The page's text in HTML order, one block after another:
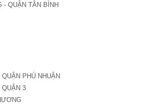
- QUẬN TÂN BÌNH
PHÚ NHUẬN
QUẬN 3